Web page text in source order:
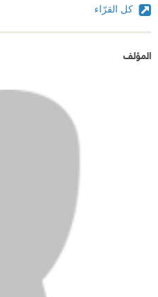
كل القرّاء
المؤلف